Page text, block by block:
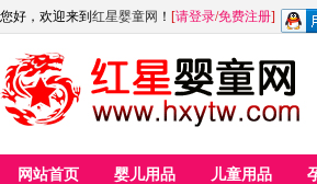
您好，欢迎来到 红星婴童网 ！ [请登录/免费注册]
网站首页 婴儿用品 儿童用品